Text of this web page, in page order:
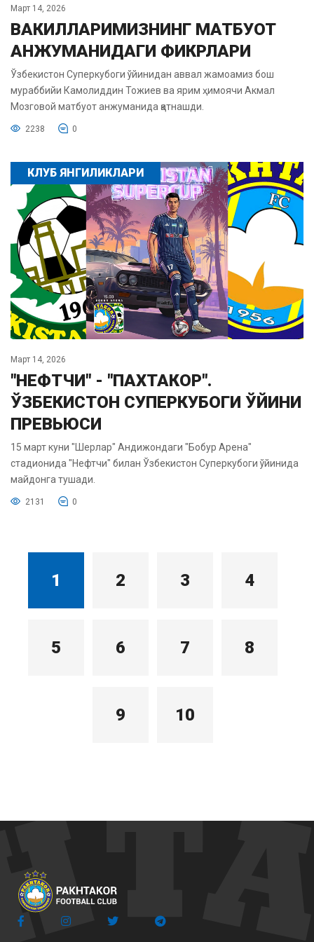
Март 14, 2026
ВАКИЛЛАРИМИЗНИНГ МАТБУОТ
АНЖУМАНИДАГИ ФИКРЛАРИ
Ўзбекистон Суперкубоги ўйинидан аввал жамоамиз бош
мураббийи Камолиддин Тожиев ва ярим ҳимоячи Акмал
Мозговой матбуот анжуманида қатнашди.
2238 0
КЛУБ ЯНГИЛИКЛАРИ
Март 14, 2026
"НЕФТЧИ" - "ПАХТАКОР".
ЎЗБЕКИСТОН СУПЕРКУБОГИ ЎЙИНИ
ПРЕВЬЮСИ
15 март куни "Шерлар" Андижондаги "Бобур Арена"
стадионида "Нефтчи" билан Ўзбекистон Суперкубоги ўйинида
майдонга тушади.
2131 0
1 2 3 4
5 6 7 8
9 10